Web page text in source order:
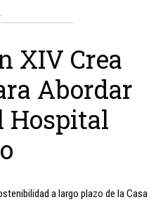
XIV Crea
Abordar
Hospital
a largo plazo de la Casa